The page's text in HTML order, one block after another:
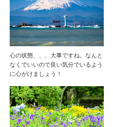
心の状態、、、大事ですね。なんと
なくでいいので良い気分でいるよう
に心がけましょう！